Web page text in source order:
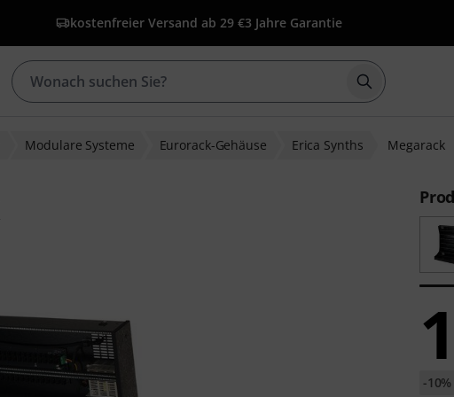
kostenfreier Versand ab 29 €3 Jahre Garantie
Suche mit
Modulare Systeme Eurorack-Gehäuse Erica Synths Megarack
-10%